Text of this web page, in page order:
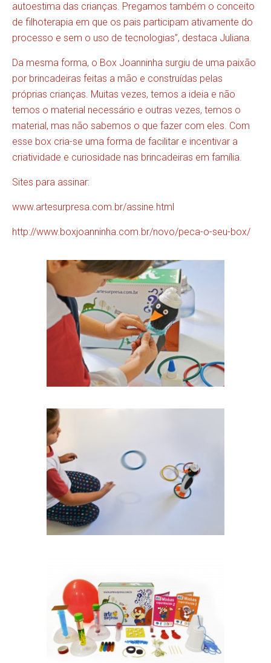
autoestima das crianças. Pregamos também o conceito
de filhoterapia em que os pais participam ativamente do
processo e sem o uso de tecnologias”, destaca Juliana.
Da mesma forma, o Box Joanninha surgiu de uma paixão
por brincadeiras feitas a mão e construídas pelas
próprias crianças. Muitas vezes, temos a ideia e não
temos o material necessário e outras vezes, temos o
material, mas não sabemos o que fazer com eles. Com
esse box cria-se uma forma de facilitar e incentivar a
criatividade e curiosidade nas brincadeiras em família.
Sites para assinar:
www.artesurpresa.com.br/assine.html
http://www.boxjoanninha.com.br/novo/peca-o-seu-box/